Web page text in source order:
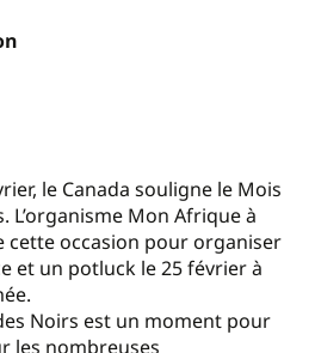
le Canada souligne le Mois
L’organisme Mon Afrique à
cette occasion pour organiser
et un potluck le 25 février à
Noirs est un moment pour
les nombreuses